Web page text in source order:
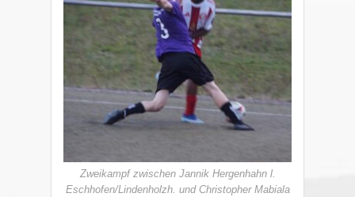
Zweikampf zwischen Jannik Hergenhahn l.
Eschhofen/Lindenholzh. und Christopher Mabiala